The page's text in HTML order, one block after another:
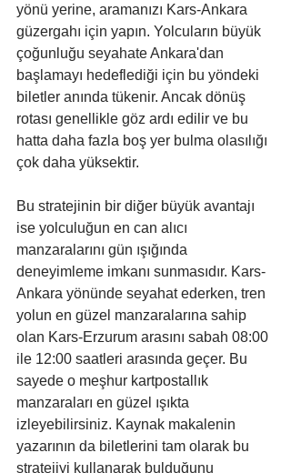
yönü yerine, aramanızı Kars-Ankara
güzergahı için yapın. Yolcuların büyük
çoğunluğu seyahate Ankara'dan
başlamayı hedeflediği için bu yöndeki
biletler anında tükenir. Ancak dönüş
rotası genellikle göz ardı edilir ve bu
hatta daha fazla boş yer bulma olasılığı
çok daha yüksektir.
Bu stratejinin bir diğer büyük avantajı
ise yolculuğun en can alıcı
manzaralarını gün ışığında
deneyimleme imkanı sunmasıdır. Kars-
Ankara yönünde seyahat ederken, tren
yolun en güzel manzaralarına sahip
olan Kars-Erzurum arasını sabah 08:00
ile 12:00 saatleri arasında geçer. Bu
sayede o meşhur kartpostallık
manzaraları en güzel ışıkta
izleyebilirsiniz. Kaynak makalenin
yazarının da biletlerini tam olarak bu
stratejiyi kullanarak bulduğunu